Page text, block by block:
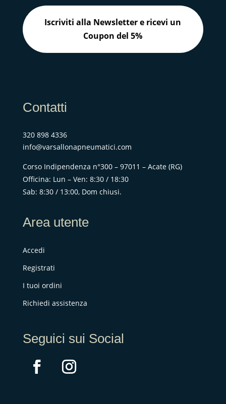
Iscriviti alla Newsletter e ricevi un
Coupon del 5%
Contatti
320 898 4336
info@varsallonapneumatici.com
Corso Indipendenza n°300 – 97011 – Acate (RG)
Officina: Lun – Ven: 8:30 / 18:30
Sab: 8:30 / 13:00, Dom chiusi.
Area utente
Accedi
Registrati
I tuoi ordini
Richiedi assistenza
Seguici sui Social